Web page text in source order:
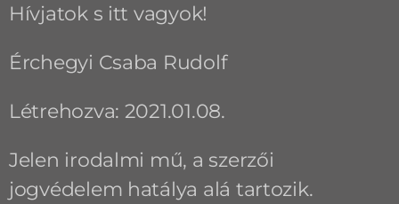
Hívjatok s itt vagyok!
Érchegyi Csaba Rudolf
Létrehozva: 2021.01.08.
Jelen irodalmi mű, a szerzői
jogvédelem hatálya alá tartozik.